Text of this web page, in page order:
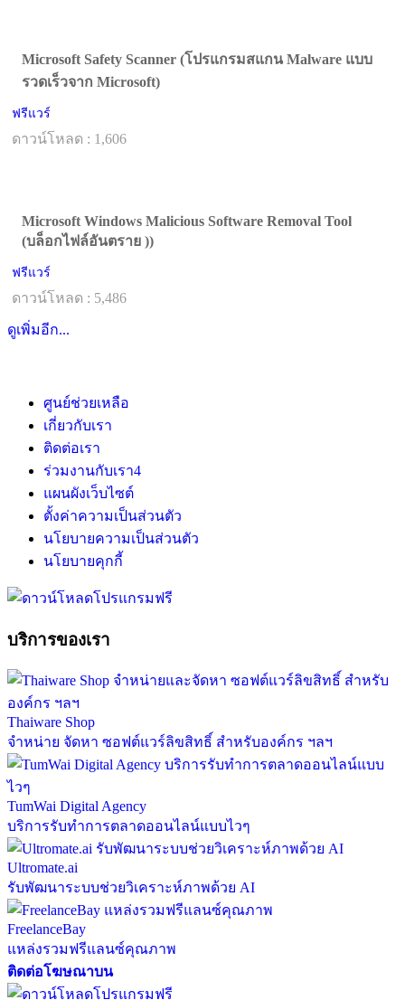
Microsoft Safety Scanner (โปรแกรมสแกน Malware แบบ
รวดเร็วจาก Microsoft)
ฟรีแวร์
ดาวน์โหลด : 1,606
Microsoft Windows Malicious Software Removal Tool
(บล็อกไฟล์อันตราย ))
ฟรีแวร์
ดาวน์โหลด : 5,486
ดูเพิ่มอีก...
ศูนย์ช่วยเหลือ
เกี่ยวกับเรา
ติดต่อเรา
ร่วมงานกับเรา4
แผนผังเว็บไซต์
ตั้งค่าความเป็นส่วนตัว
นโยบายความเป็นส่วนตัว
นโยบายคุกกี้
บริการของเรา
Thaiware Shop
จำหน่าย จัดหา ซอฟต์แวร์ลิขสิทธิ์ สำหรับองค์กร ฯลฯ
TumWai Digital Agency
บริการรับทำการตลาดออนไลน์แบบไวๆ
Ultromate.ai
รับพัฒนาระบบช่วยวิเคราะห์ภาพด้วย AI
FreelanceBay
แหล่งรวมฟรีแลนซ์คุณภาพ
ติดต่อโฆษณาบน